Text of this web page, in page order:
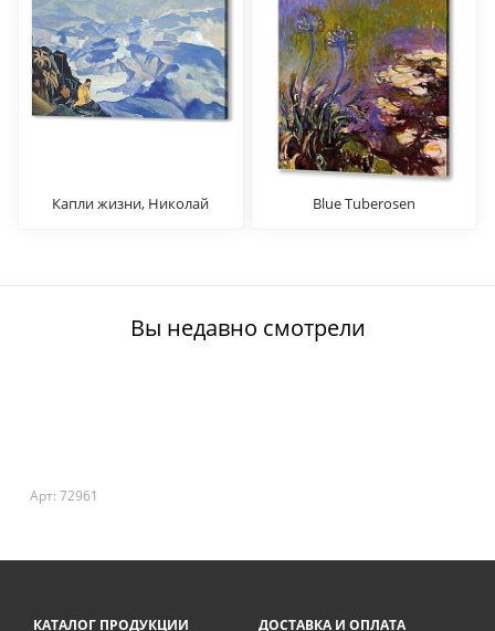
Капли жизни, Николай
Blue Tuberosen
Вы недавно смотрели
Арт: 72961
КАТАЛОГ ПРОДУКЦИИ ДОСТАВКА И ОПЛАТА